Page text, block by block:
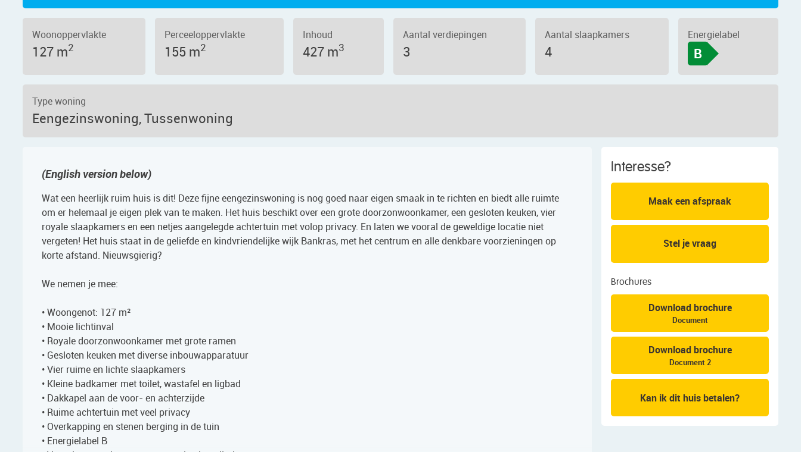
Woonoppervlakte
127 m2
Perceeloppervlakte
155 m2
Inhoud
427 m3
Aantal verdiepingen
3
Aantal slaapkamers
4
Energielabel
B
Type woning
Eengezinswoning, Tussenwoning
(English version below)
Wat een heerlijk ruim huis is dit! Deze fijne eengezinswoning is nog goed naar eigen smaak in te richten en biedt alle ruimte
om er helemaal je eigen plek van te maken. Het huis beschikt over een grote doorzonwoonkamer, een gesloten keuken, vier
royale slaapkamers en een netjes aangelegde achtertuin met volop privacy. En laten we vooral de geweldige locatie niet
vergeten! Het huis staat in de geliefde en kindvriendelijke wijk Bankras, met het centrum en alle denkbare voorzieningen op
korte afstand. Nieuwsgierig?
We nemen je mee:
• Woongenot: 127 m²
• Mooie lichtinval
• Royale doorzonwoonkamer met grote ramen
• Gesloten keuken met diverse inbouwapparatuur
• Vier ruime en lichte slaapkamers
• Kleine badkamer met toilet, wastafel en ligbad
• Dakkapel aan de voor- en achterzijde
• Ruime achtertuin met veel privacy
• Overkapping en stenen berging in de tuin
• Energielabel B
Interesse?
Maak een afspraak
Stel je vraag
Brochures
Download brochure
Document
Download brochure
Document 2
Kan ik dit huis betalen?